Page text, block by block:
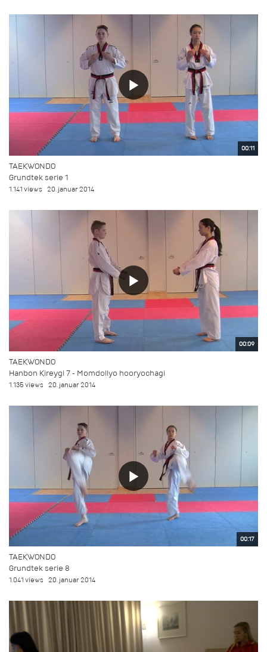
00:11
TAEKWONDO
Grundtek serie 1
1.141 views 20. januar 2014
00:09
TAEKWONDO
Hanbon Kireygi 7 - Momdollyo hooryochagi
1.135 views 20. januar 2014
00:17
TAEKWONDO
Grundtek serie 8
1.041 views 20. januar 2014